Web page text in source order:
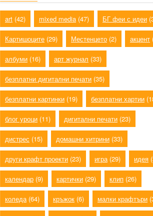
art (42) mixed media (47) БГ феи с идеи
Картишоците (29) Местенцето (2) акцент
албуми (16) арт журнал (33)
безплатни дигитални печати (35)
безплатни картинки (19) безплатни хартии
блог уроци (11) дигитални печати (23)
дистрес (15) домашни хитрини (33)
други крафт проекти (23) игра (29) идея
календар (9) картички (29) клип (26)
коледа (64) кръжок (6) малки крафтъри